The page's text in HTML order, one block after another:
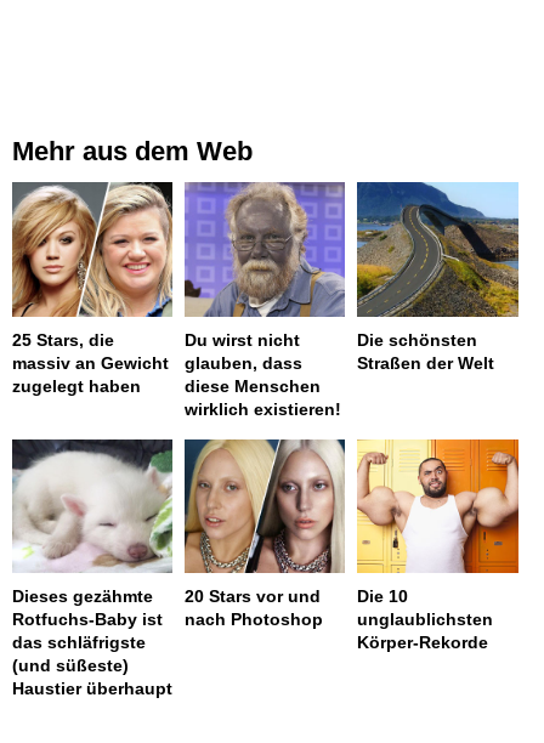
Mehr aus dem Web
25 Stars, die
massiv an Gewicht
zugelegt haben
Du wirst nicht
glauben, dass
diese Menschen
wirklich existieren!
Die schönsten
Straßen der Welt
Dieses gezähmte
Rotfuchs-Baby ist
das schläfrigste
(und süßeste)
Haustier überhaupt
20 Stars vor und
nach Photoshop
Die 10
unglaublichsten
Körper-Rekorde